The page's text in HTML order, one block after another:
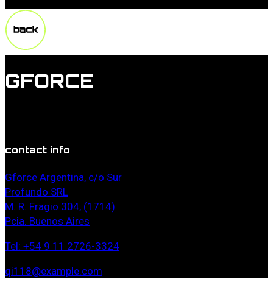
GFORCE
contact info
Gforce Argentina, c/o Sur
Profundo SRL
M. R. Fragio 304, (1714)
Pcia. Buenos Aires
Tel: +54 9 11 2726-3324
qi118@example.com